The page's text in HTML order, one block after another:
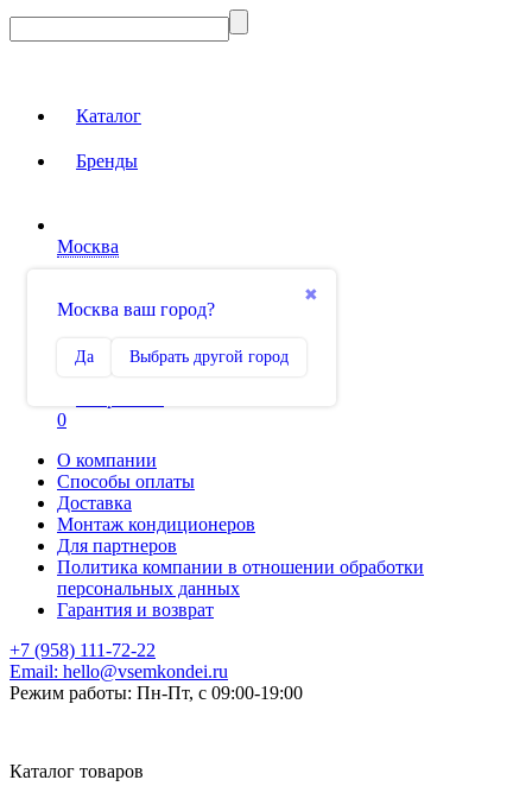
Каталог
Бренды
Москва
✖
Москва ваш город?
Да Выбрать другой город
Сравнение
0
О компании
Способы оплаты
Доставка
Монтаж кондиционеров
Для партнеров
Политика компании в отношении обработки
персональных данных
Гарантия и возврат
+7 (958) 111-72-22
Email: hello@vsemkondei.ru
Режим работы: Пн-Пт, с 09:00-19:00
Каталог товаров